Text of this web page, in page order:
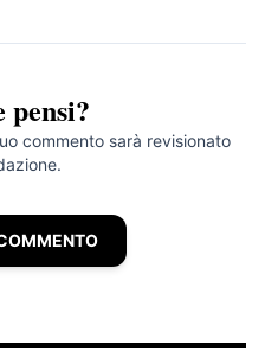
pensi?
commento sarà revisionato